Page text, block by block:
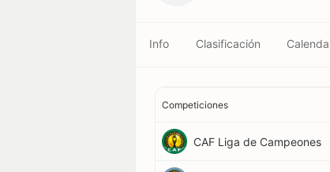
Info Clasificación
Competiciones
CAF Liga de Campeones